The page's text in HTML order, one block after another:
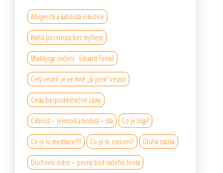
Albigenští a katolická inkvizice
Bdělá pozornost bez myšlení
Bhaktijoga cvičení - Eduard Tomáš
Celý vesmír je ve mně „Já jsem“ vesmír
Cesta bezpodmínečné Lásky
Citlivost – jemnost a tvrdost – síla Co je Jóga?
Co je to meditace??? Co je to osvícení? Druhá otázka
Duchovní srdce – pevný bod našeho života